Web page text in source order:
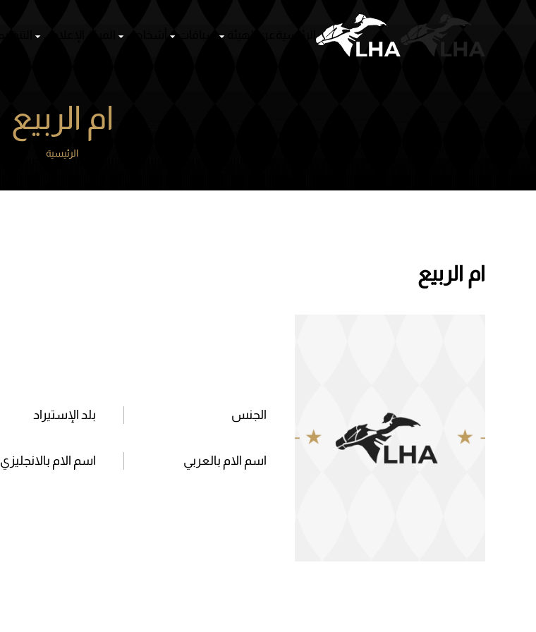
Skip to main content الرئيسيةعن الهيئة أشخاص المركز الإعلامي التنظيم والحوكمة
ام الربيع
الرئيسية
ام الربيع
الجنس بلد الإستيراد
اسم الام بالعربي اسم الام بالانجليزي